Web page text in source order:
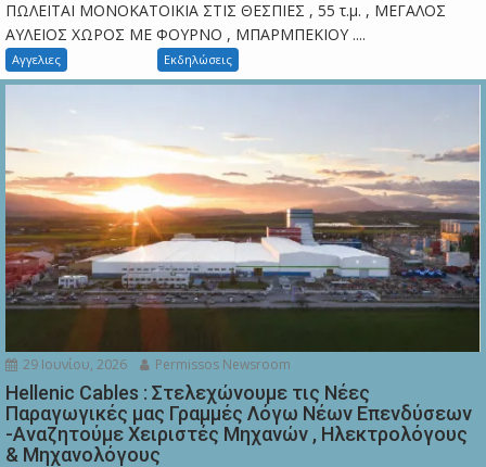
ΠΩΛΕΙΤΑΙ ΜΟΝΟΚΑΤΟΙΚΙΑ ΣΤΙΣ ΘΕΣΠΙΕΣ , 55 τ.μ. , ΜΕΓΑΛΟΣ
ΑΥΛΕΙΟΣ ΧΩΡΟΣ ΜΕ ΦΟΥΡΝΟ , ΜΠΑΡΜΠΕΚΙΟΥ ....
Αγγελιες Εκδηλώσεις
29 Ιουνίου, 2026 Permissos Newsroom
Hellenic Cables : Στελεχώνουμε τις Νέες
Παραγωγικές μας Γραμμές Λόγω Νέων Επενδύσεων
-Αναζητούμε Χειριστές Μηχανών , Ηλεκτρολόγους
& Μηχανολόγους